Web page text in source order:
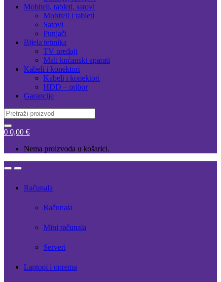
Mobiteli, tableti, satovi
Mobiteli i tableti
Satovi
Punjači
Bijela tehnika
TV uređaji
Mali kućanski aparati
Kabeli i konektori
Kabeli i konektori
HDD – pribor
Garancije
Search
for:
0 0,00 €
Nema proizvoda u košarici.
OpenClose
Računala
Računala
Mini računala
Serveri
Laptopi i oprema